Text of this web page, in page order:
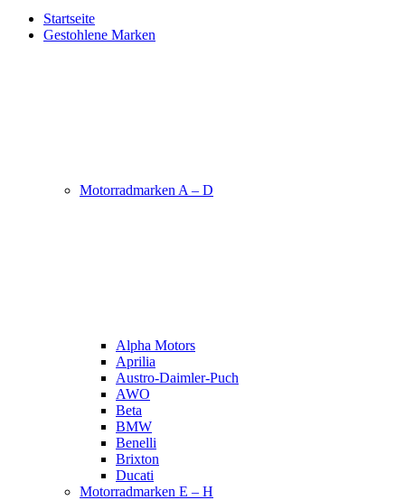
Startseite
Gestohlene Marken
Motorradmarken A – D
Alpha Motors
Aprilia
Austro-Daimler-Puch
AWO
Beta
BMW
Benelli
Brixton
Ducati
Motorradmarken E – H